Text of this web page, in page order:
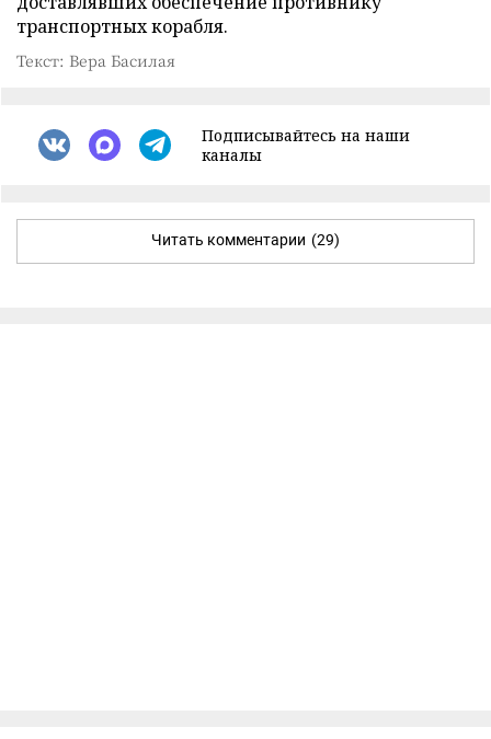
транспортных корабля.
Текст: Вера Басилая
Подписывайтесь на наши
каналы
Читать комментарии (29)